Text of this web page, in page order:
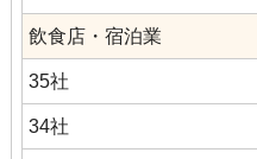
飲食店・宿泊業
35社
34社